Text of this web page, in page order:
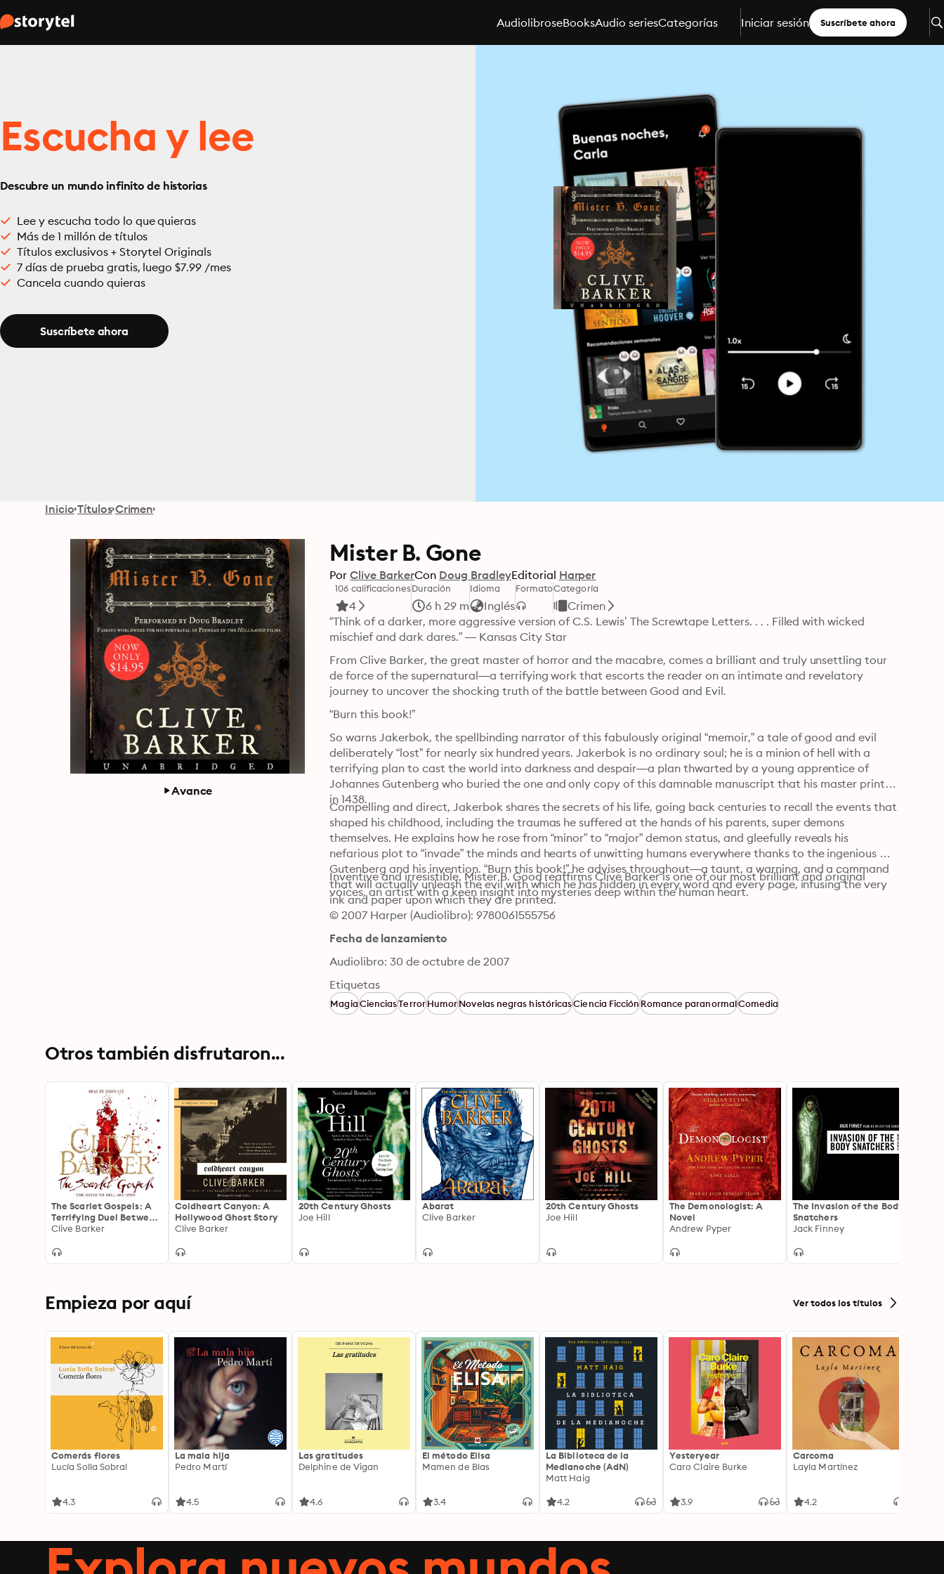
AudiolibroseBooksAudio seriesCategorías Iniciar sesión Suscríbete ahora
Escucha y lee
Descubre un mundo infinito de historias
Lee y escucha todo lo que quieras
Más de 1 millón de títulos
Títulos exclusivos + Storytel Originals
7 días de prueba gratis, luego $7.99 /mes
Cancela cuando quieras
Suscríbete ahora
Inicio Títulos Crimen
Avance
Mister B. Gone
Por Clive BarkerCon Doug BradleyEditorial Harper
106 calificaciones
4
Duración
6 h 29 m
Idioma
Inglés
FormatoCategoría
Crimen
“Think of a darker, more aggressive version of C.S. Lewis’ The Screwtape Letters. . . . Filled with wicked
mischief and dark dares.” — Kansas City Star
From Clive Barker, the great master of horror and the macabre, comes a brilliant and truly unsettling tour
de force of the supernatural—a terrifying work that escorts the reader on an intimate and revelatory
journey to uncover the shocking truth of the battle between Good and Evil.
“Burn this book!”
So warns Jakerbok, the spellbinding narrator of this fabulously original “memoir,” a tale of good and evil
deliberately “lost” for nearly six hundred years. Jakerbok is no ordinary soul; he is a minion of hell with a
terrifying plan to cast the world into darkness and despair—a plan thwarted by a young apprentice of
Johannes Gutenberg who buried the one and only copy of this damnable manuscript that his master printed
in 1438.
Compelling and direct, Jakerbok shares the secrets of his life, going back centuries to recall the events that
shaped his childhood, including the traumas he suffered at the hands of his parents, super demons
themselves. He explains how he rose from “minor” to “major” demon status, and gleefully reveals his
nefarious plot to “invade” the minds and hearts of unwitting humans everywhere thanks to the ingenious
Gutenberg and his invention. “Burn this book!” he advises throughout—a taunt, a warning, and a command
that will actually unleash the evil with which he has hidden in every word and every page, infusing the very
ink and paper upon which they are printed.
Inventive and irresistible, Mister B. Good reaffirms Clive Barker is one of our most brilliant and original
voices, an artist with a keen insight into mysteries deep within the human heart.
© 2007 Harper (Audiolibro): 9780061555756
Fecha de lanzamiento
Audiolibro: 30 de octubre de 2007
Etiquetas
MagiaCienciasTerrorHumorNovelas negras históricasCiencia FicciónRomance paranormalComedia
Otros también disfrutaron...
The Scarlet Gospels: A
Terrifying Duel Between
Good and Evil - The
Clive Barker
Coldheart Canyon: A
Hollywood Ghost Story
Clive Barker
20th Century Ghosts
Joe Hill
Abarat
Clive Barker
20th Century Ghosts
Joe Hill
The Demonologist: A
Novel
Andrew Pyper
The Invasion of the Body
Snatchers
Jack Finney
Empieza por aquí Ver todos los títulos
Comerás flores
Lucía Solla Sobral
4.3
La mala hija
Pedro Martí
4.5
Las gratitudes
Delphine de Vigan
4.6
El método Elisa
Mamen de Blas
3.4
La Biblioteca de la
Medianoche (AdN)
Matt Haig
4.2
Yesteryear
Caro Claire Burke
3.9
Carcoma
Layla Martínez
4.2